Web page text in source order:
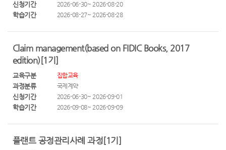
신청기간 2026-06-30~ 2026-08-20
학습기간 2026-08-27~ 2026-08-28
Claim management(based on FIDIC Books, 2017
edition)[1기]
교육구분 집합교육
과정분류 국제계약
신청기간 2026-06-30~ 2026-09-01
학습기간 2026-09-08~ 2026-09-09
플랜트 공정관리사례 과정[1기]